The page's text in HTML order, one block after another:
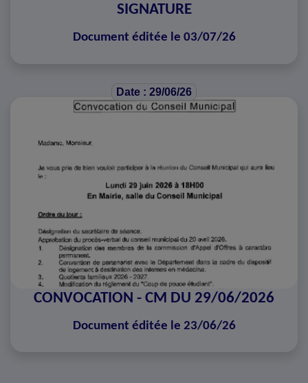
SIGNATURE
Document éditée le 03/07/26
Date : 29/06/26
CONVOCATION - CM DU 29/06/2026
Document éditée le 23/06/26